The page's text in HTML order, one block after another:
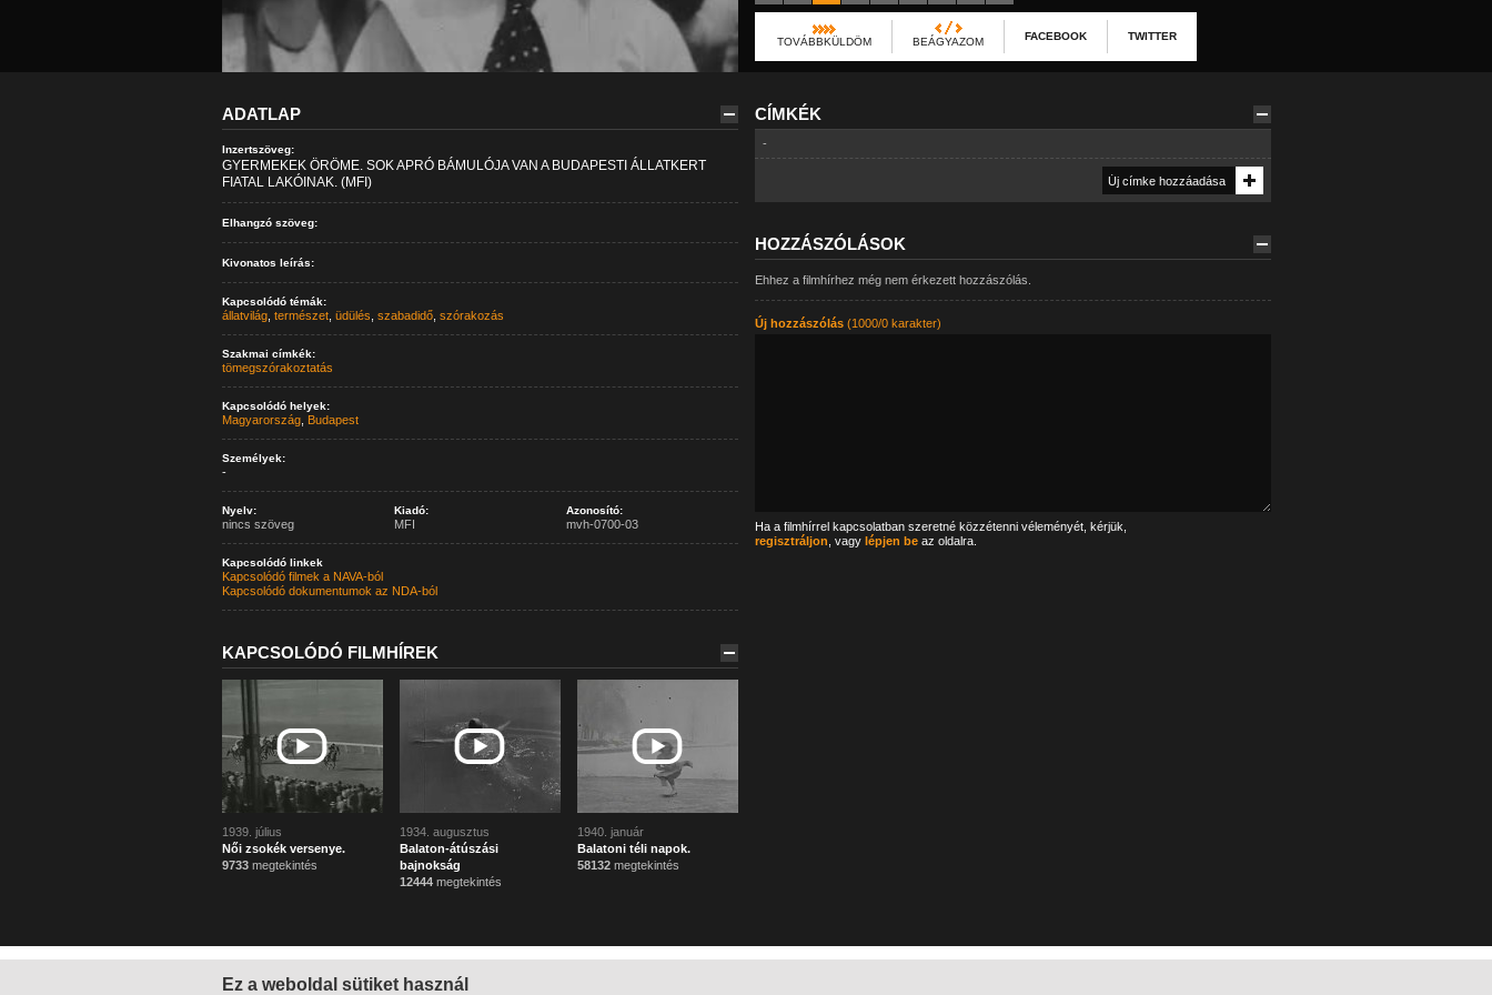
TOVÁBBKÜLDÖM BEÁGYAZOM FACEBOOK TWITTER
ADATLAP
Inzertszöveg:
GYERMEKEK ÖRÖME. SOK APRÓ BÁMULÓJA VAN A BUDAPESTI ÁLLATKERT
FIATAL LAKÓINAK. (MFI)
Elhangzó szöveg:
Kivonatos leírás:
Kapcsolódó témák:
állatvilág, természet, üdülés szabadidő, szórakozás
Szakmai címkék:
tömegszórakoztatás
Kapcsolódó helyek:
Magyarország, Budapest
Személyek:
-
Nyelv:
nincs szöveg
Kiadó:
MFI
Azonosító:
mvh-0700-03
Kapcsolódó linkek
Kapcsolódó filmek a NAVA-ból
Kapcsolódó dokumentumok az NDA-ból
KAPCSOLÓDÓ FILMHÍREK
1939. július
Női zsokék versenye.
9733megtekintés
1934. augusztus
Balaton-átúszási
bajnokság
12444megtekintés
1940. január
Balatoni téli napok.
58132megtekintés
CÍMKÉK
-
HOZZÁSZÓLÁSOK
Ehhez a filmhírhez még nem érkezett hozzászólás.
Új hozzászólás(1000/0 karakter)
Ha a filmhírrel kapcsolatban szeretné közzétenni véleményét, kérjük,
regisztráljon , vagy lépjen beaz oldalra.
Ez a weboldal sütiket használ